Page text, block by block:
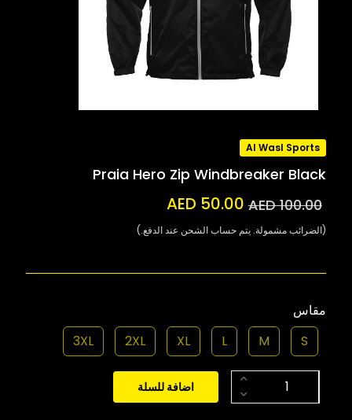
Al Wasl Sports
Praia Hero Zip Windbreaker Black
AED 100.00
AED 50.00
(الضرائب مشمولة. يتم حساب الشحن عند الدفع.)
مقاس
S
M
L
XL
2XL
3XL
اضافة للسلة